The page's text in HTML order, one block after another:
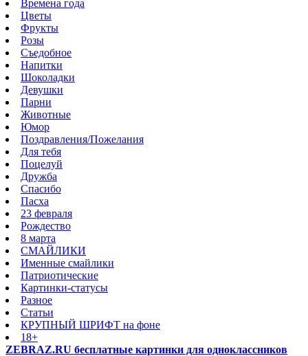
Времена года
Цветы
Фрукты
Розы
Съедобное
Напитки
Шоколадки
Девушки
Парни
Животные
Юмор
Поздравления/Пожелания
Для тебя
Поцелуй
Дружба
Спасибо
Пасха
23 февраля
Рождество
8 марта
СМАЙЛИКИ
Именные смайлики
Патриотические
Картинки-статусы
Разное
Cтатьи
КРУПНЫЙ ШРИФТ на фоне
18+
ZEBRAZ.RU бесплатные картинки для одноклассников